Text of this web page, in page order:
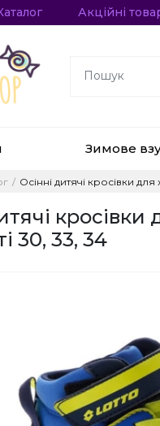
Акційні
Зимове
Осінні дитячі кросівки
30, 33, 34